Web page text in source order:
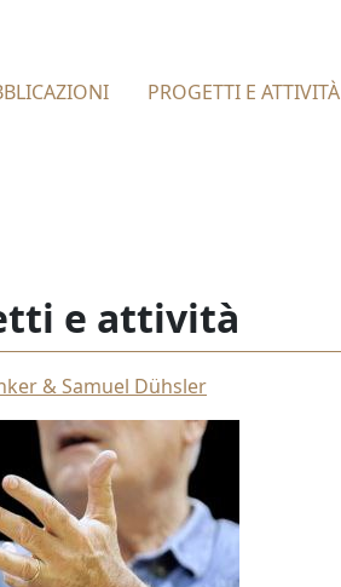
PROGETTI E ATTIVITÀ
e attività
& Samuel Dühsler